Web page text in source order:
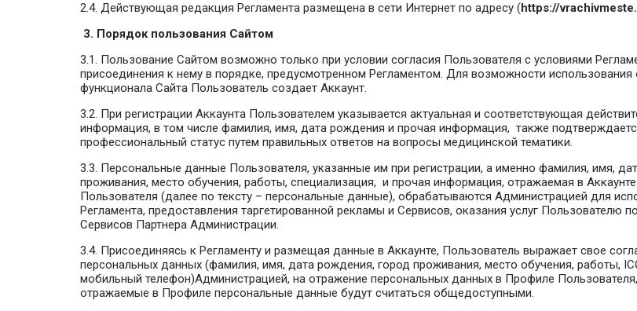
2.4. Действующая редакция Регламента размещена в сети Интернет по адресу (https://
3. Порядок пользования Сайтом
3.1. Пользование Сайтом возможно только при условии согласия Пользователя с условиями
присоединения к нему в порядке, предусмотренном Регламентом. Для возможности использования
функционала Сайта Пользователь создает Аккаунт.
3.2. При регистрации Аккаунта Пользователем указывается актуальная и соответствующая
информация, в том числе фамилия, имя, дата рождения и прочая информация, также
профессиональный статус путем правильных ответов на вопросы медицинской тематики.
3.3. Персональные данные Пользователя, указанные им при регистрации, а именно фамилия, имя,
проживания, место обучения, работы, специализация, и прочая информация, отражаемая в
Пользователя (далее по тексту – персональные данные), обрабатываются Администрацией для
Регламента, предоставления таргетированной рекламы и Сервисов, оказания услуг Пользователю
Сервисов Партнера Администрации.
3.4. Присоединяясь к Регламенту и размещая данные в Аккаунте, Пользователь выражает свое
персональных данных (фамилия, имя, дата рождения, город проживания, место обучения, работы,
мобильный телефон)Администрацией, на отражение персональных данных в Профиле
отражаемые в Профиле персональные данные будут считаться общедоступными.